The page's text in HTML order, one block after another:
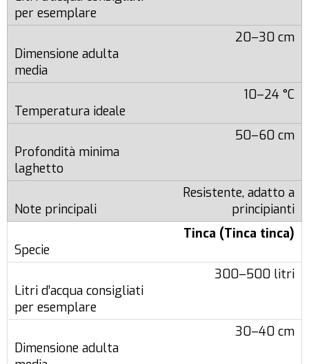
20–30 cm
10–24 °C
50–60 cm
Resistente, adatto a
principianti
Tinca (Tinca tinca)
300–500 litri
30–40 cm